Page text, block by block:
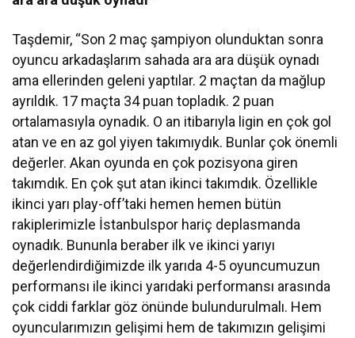
Taşdemir, “Son 2 maç şampiyon olunduktan sonra
oyuncu arkadaşlarım sahada ara ara düşük oynadı
ama ellerinden geleni yaptılar. 2 maçtan da mağlup
ayrıldık. 17 maçta 34 puan topladık. 2 puan
ortalamasıyla oynadık. O an itibarıyla ligin en çok gol
atan ve en az gol yiyen takımıydık. Bunlar çok önemli
değerler. Akan oyunda en çok pozisyona giren
takımdık. En çok şut atan ikinci takımdık. Özellikle
ikinci yarı play-off’taki hemen hemen bütün
rakiplerimizle İstanbulspor hariç deplasmanda
oynadık. Bununla beraber ilk ve ikinci yarıyı
değerlendirdiğimizde ilk yarıda 4-5 oyuncumuzun
performansı ile ikinci yarıdaki performansı arasında
çok ciddi farklar göz önünde bulundurulmalı. Hem
oyuncularımızın gelişimi hem de takımızın gelişimi